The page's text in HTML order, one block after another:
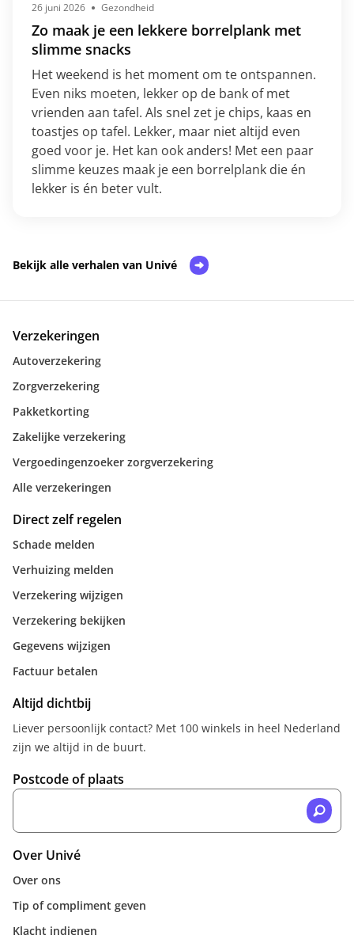
Zo maak je een lekkere borrelplank met
slimme snacks
26 juni 2026 Gezondheid
Het weekend is het moment om te ontspannen.
Even niks moeten, lekker op de bank of met
vrienden aan tafel. Als snel zet je chips, kaas en
toastjes op tafel. Lekker, maar niet altijd even
goed voor je. Het kan ook anders! Met een paar
slimme keuzes maak je een borrelplank die én
lekker is én beter vult.
Bekijk alle verhalen van Univé
Verzekeringen
Autoverzekering
Zorgverzekering
Pakketkorting
Zakelijke verzekering
Vergoedingenzoeker zorgverzekering
Alle verzekeringen
Direct zelf regelen
Schade melden
Verhuizing melden
Verzekering wijzigen
Verzekering bekijken
Gegevens wijzigen
Factuur betalen
Altijd dichtbij
Liever persoonlijk contact? Met 100 winkels in heel Nederland
zijn we altijd in de buurt.
Postcode of plaats
Over Univé
Over ons
Tip of compliment geven
Klacht indienen